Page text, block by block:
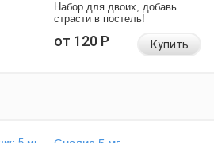
Набор для двоих, добавь
страсти в постель!
от 120Р Купить